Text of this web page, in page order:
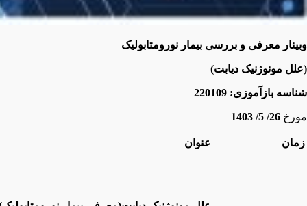
وبینار معرفی و بررسی بیمار نورومتابولیک
(علل مونوژنیک دیابت)
شناسه بازآموزی:
مورخ 26/ 5/ 1403
زمان عنوان